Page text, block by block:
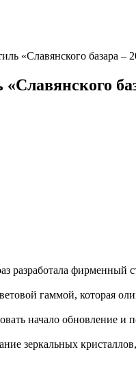
«Славянского базара –
разработала фирменный
гаммой, которая
начало обновление и
зеркальных